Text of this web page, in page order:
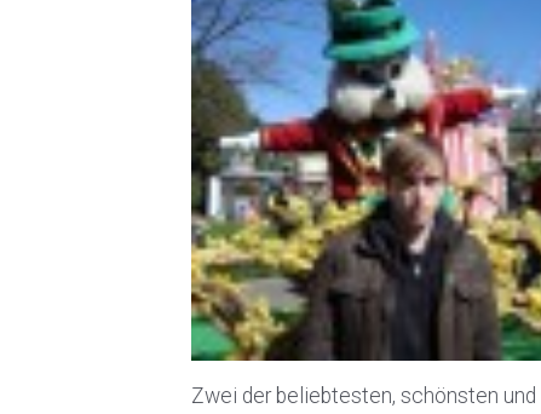
Zwei der beliebtesten, schönsten und